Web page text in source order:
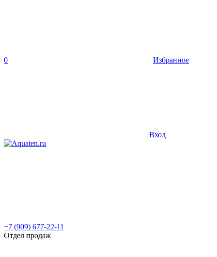
0 Избранное
Вход
+7 (909) 677-22-11
Отдел продаж